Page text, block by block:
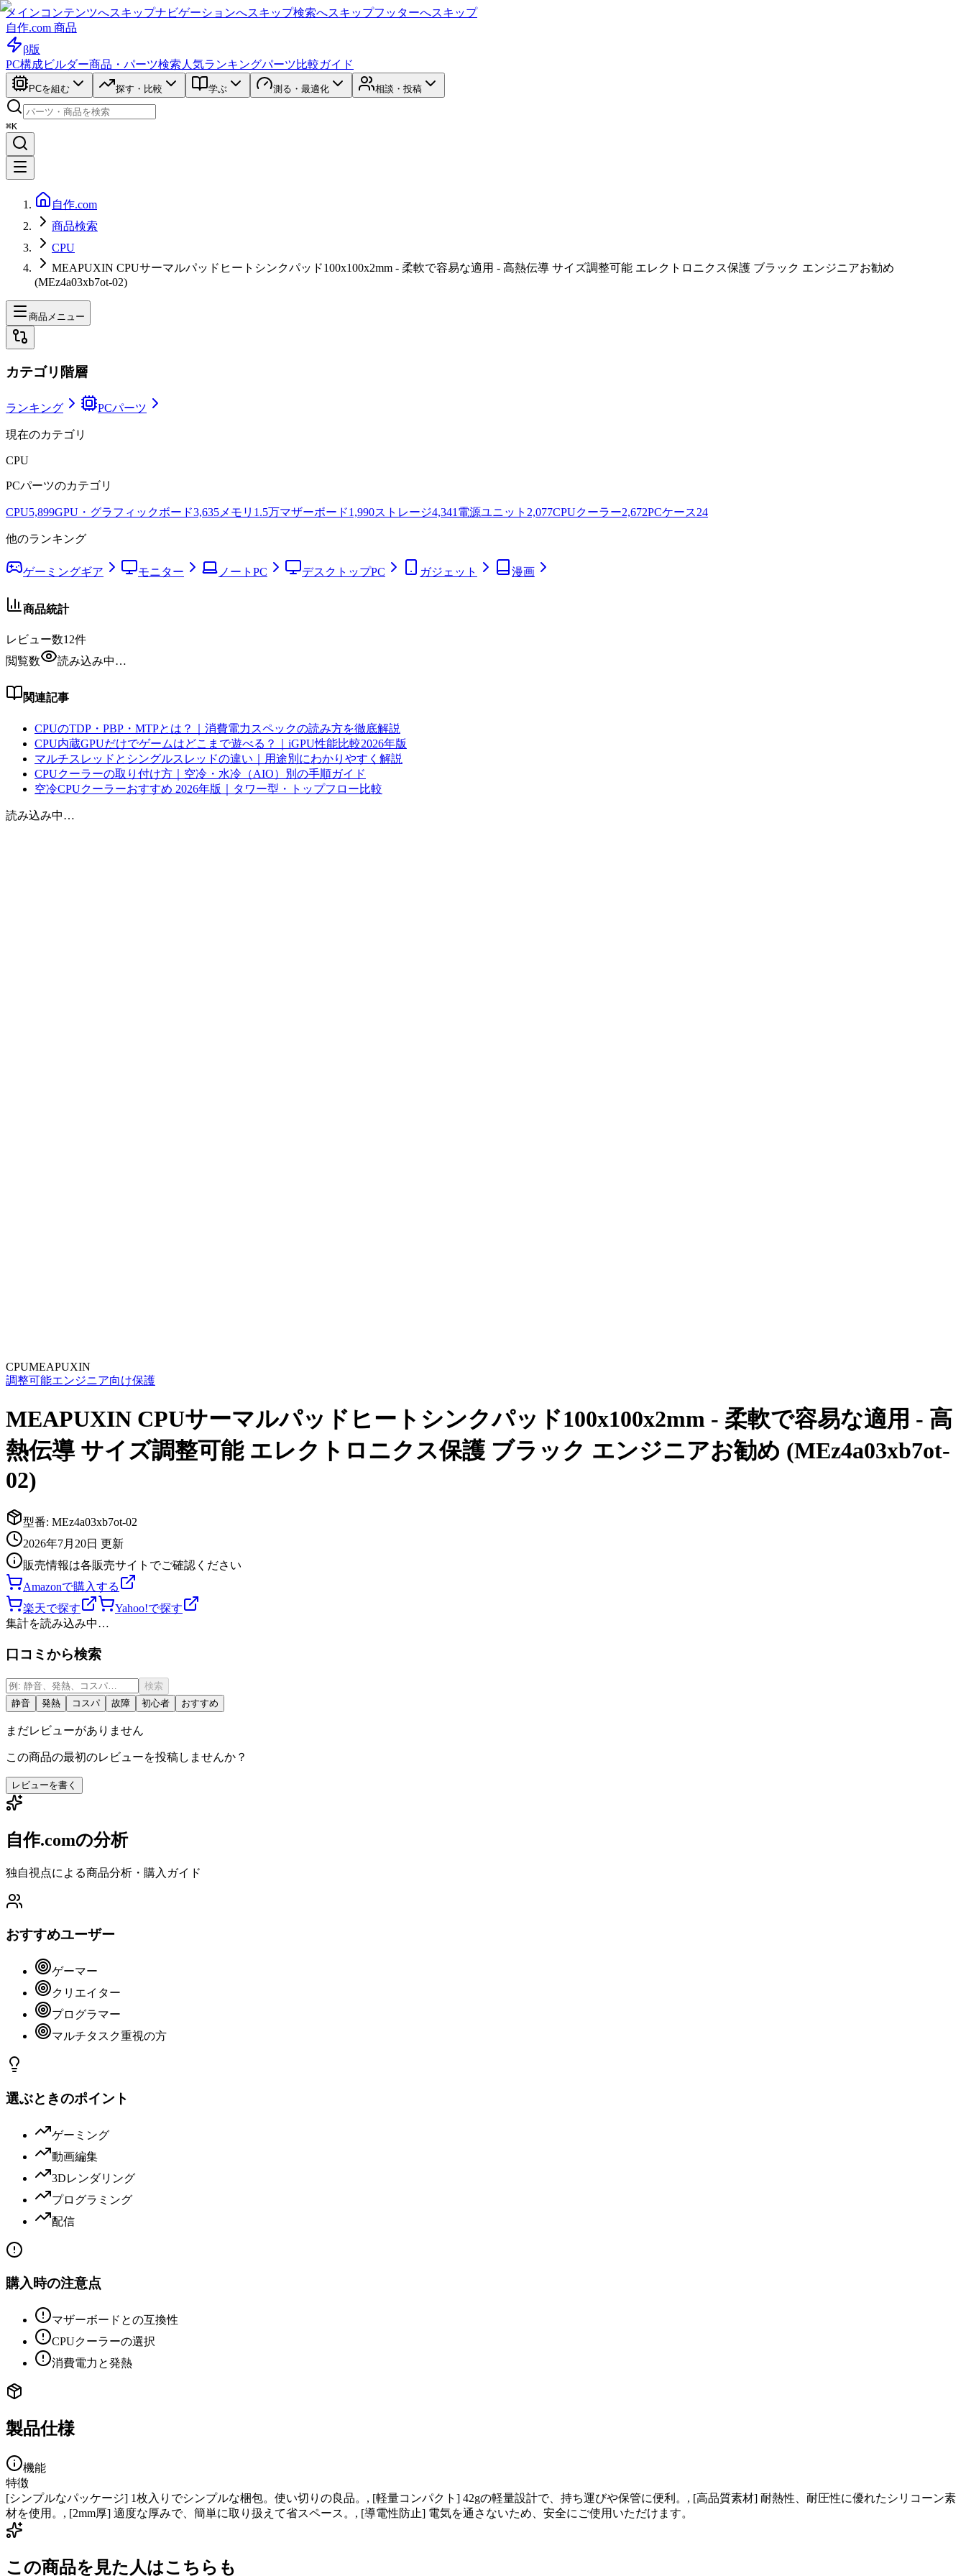
メインコンテンツへスキップナビゲーションへスキップ検索へスキップフッターへスキップ
自作.com 商品
β版
PC構成ビルダー商品・パーツ検索 人気ランキングパーツ比較ガイド
PCを組む 探す・比較 学ぶ 測る・最適化 相談・投稿
⌘K
自作.com
商品検索
CPU
MEAPUXIN CPUサーマルパッドヒートシンクパッド100x100x2mm - 柔軟で容易な適用 - 高熱伝導 サイズ調整可能 エレクトロニクス保護 ブラック エンジニアお勧め
(MEz4a03xb7ot-02)
商品メニュー
カテゴリ階層
ランキング PCパーツ
現在のカテゴリ
CPU
PCパーツのカテゴリ
CPU5,899GPU・グラフィックボード3,635メモリ 1.5万マザーボード1,990ストレージ4,341電源ユニット 2,077CPUクーラー2,672PCケース24
他のランキング
ゲーミングギア モニター ノートPC デスクトップPC ガジェット 漫画
商品統計
レビュー数12件
閲覧数
読み込み中…
関連記事
CPUのTDP・PBP・MTPとは？｜消費電力スペックの読み方を徹底解説
CPU内蔵GPUだけでゲームはどこまで遊べる？｜iGPU性能比較2026年版
マルチスレッドとシングルスレッドの違い｜用途別にわかりやすく解説
CPUクーラーの取り付け方｜空冷・水冷（AIO）別の手順ガイド
空冷CPUクーラーおすすめ 2026年版｜タワー型・トップフロー比較
読み込み中…
CPUMEAPUXIN
調整可能エンジニア向け保護
MEAPUXIN CPUサーマルパッドヒートシンクパッド100x100x2mm - 柔軟で容易な適用 - 高
熱伝導 サイズ調整可能 エレクトロニクス保護 ブラック エンジニアお勧め (MEz4a03xb7ot-
02)
型番: MEz4a03xb7ot-02
2026年7月20日 更新
販売情報は各販売サイトでご確認ください
Amazonで購入する
楽天で探す
Yahoo!で探す
集計を読み込み中…
口コミから検索
検索
静音
発熱 コスパ 故障 初心者 おすすめ
まだレビューがありません
この商品の最初のレビューを投稿しませんか？
レビューを書く
自作.comの分析
独自視点による商品分析・購入ガイド
おすすめユーザー
ゲーマー
クリエイター
プログラマー
マルチタスク重視の方
選ぶときのポイント
ゲーミング
動画編集
3Dレンダリング
プログラミング
配信
購入時の注意点
マザーボードとの互換性
CPUクーラーの選択
消費電力と発熱
製品仕様
機能
特徴
[シンプルなパッケージ] 1枚入りでシンプルな梱包。使い切りの良品。, [軽量コンパクト] 42gの軽量設計で、持ち運びや保管に便利。, [高品質素材] 耐熱性、耐圧性に優れたシリコーン素
材を使用。, [2mm厚] 適度な厚みで、簡単に取り扱えて省スペース。, [導電性防止] 電気を通さないため、安全にご使用いただけます。
この商品を見た人はこちらも